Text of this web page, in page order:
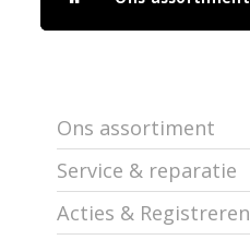
Ons assortiment
Service & reparatie
Acties & Registreren